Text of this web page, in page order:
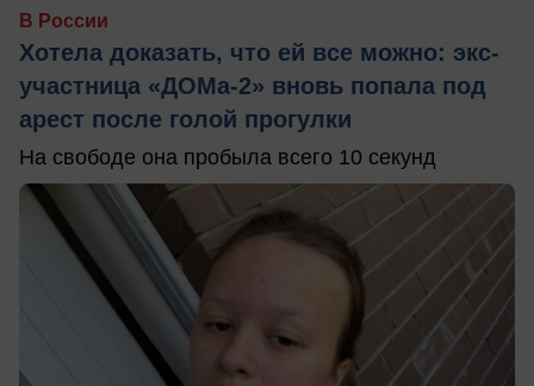
В России
Хотела доказать, что ей все можно: экс-
участница «ДОМа-2» вновь попала под
арест после голой прогулки
На свободе она пробыла всего 10 секунд